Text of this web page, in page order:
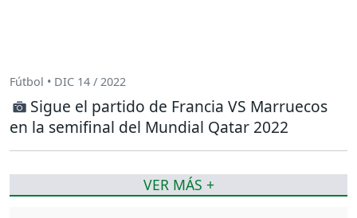
Fútbol • DIC 14 / 2022
Sigue el partido de Francia VS Marruecos
en la semifinal del Mundial Qatar 2022
VER MÁS +